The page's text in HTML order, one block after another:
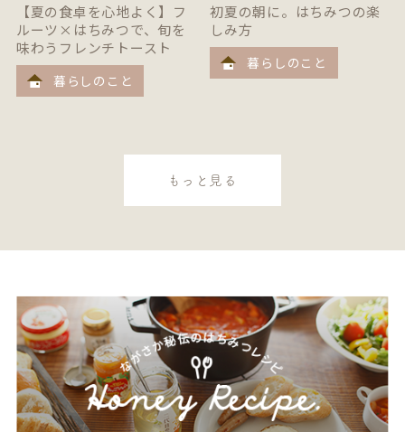
【夏の食卓を心地よく】フ
ルーツ×はちみつで、旬を
味わうフレンチトースト
暮らしのこと
初夏の朝に。はちみつの楽
しみ方
暮らしのこと
もっと見る